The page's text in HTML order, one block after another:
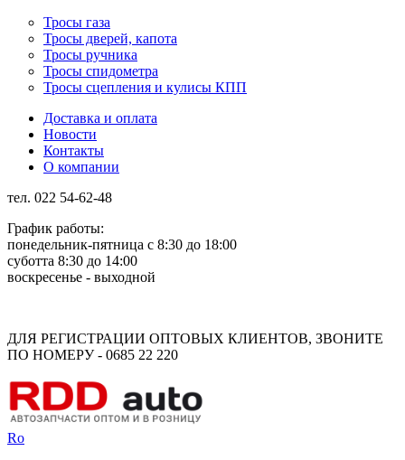
Тросы газа
Тросы дверей, капота
Тросы ручника
Тросы спидометра
Тросы сцепления и кулисы КПП
Доставка и оплата
Новости
Контакты
О компании
тел. 022 54-62-48
График работы:
понедельник-пятница с 8:30 до 18:00
суботта 8:30 до 14:00
воскресенье - выходной
ДЛЯ РЕГИСТРАЦИИ ОПТОВЫХ КЛИЕНТОВ, ЗВОНИТЕ
ПО НОМЕРУ - 0685 22 220
Ro